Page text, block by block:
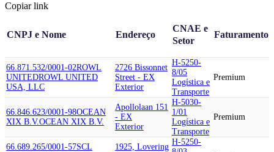
Copiar link
CNPJ e Nome Endereço
CNAE e
Setor
Faturamento
66.871.532/0001-02ROWL
UNITEDROWL UNITED
USA, LLC
2726 Bissonnet
Street - EX
Exterior
H-5250-
8/05
Logística e
Transporte
Premium
66.846.623/0001-98OCEAN
XIX B.V.OCEAN XIX B.V.
Apollolaan 151
- EX
Exterior
H-5030-
1/01
Logística e
Transporte
Premium
66.689.265/0001-57SCL
1925, Lovering
H-5250-